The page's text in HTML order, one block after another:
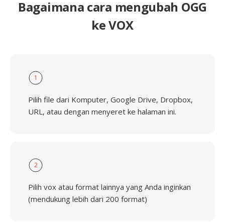
Bagaimana cara mengubah OGG
ke VOX
1
Pilih file dari Komputer, Google Drive, Dropbox,
URL, atau dengan menyeret ke halaman ini.
2
Pilih vox atau format lainnya yang Anda inginkan
(mendukung lebih dari 200 format)